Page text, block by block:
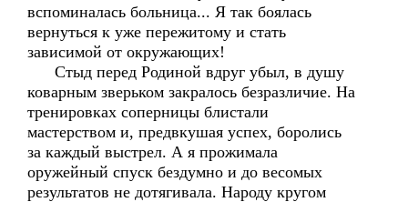
вспоминалась больница... Я так боялась
вернуться к уже пережитому и стать
зависимой от окружающих!
Стыд перед Родиной вдруг убыл, в душу
коварным зверьком закралось безразличие. На
тренировках соперницы блистали
мастерством и, предвкушая успех, боролись
за каждый выстрел. А я прожимала
оружейный спуск бездумно и до весомых
результатов не дотягивала. Народу кругом